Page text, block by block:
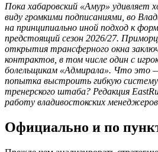
Пока хабаровский «Амур» удивляет
виду громкими подписаниями, во
на принципиально иной подход к
предстоящий сезон 2026/27.
открытия трансферного окна
контрактов, в том числе один с
болельщикам «Адмирала». Что это
попытка выстроить гибкую
тренерского штаба? Редакция
работу владивостокских
Официально и по